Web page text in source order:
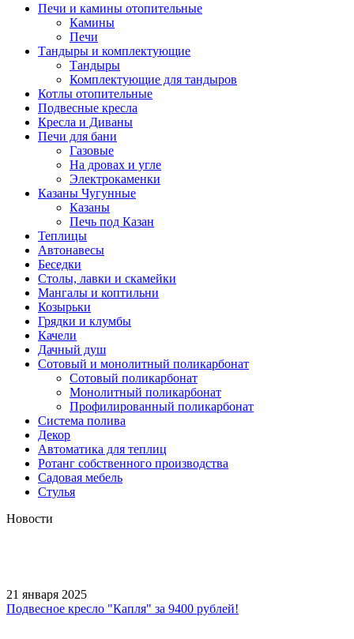
Печи и камины отопительные
Камины
Печи
Тандыры и комплектующие
Тандыры
Комплектующие для тандыров
Котлы отопительные
Подвесные кресла
Кресла и Диваны
Печи для бани
Газовые
На дровах и угле
Электрокаменки
Казаны Чугунные
Казаны
Печь под Казан
Теплицы
Автонавесы
Беседки
Столы, лавки и скамейки
Мангалы и коптильни
Козырьки
Грядки и клумбы
Качели
Дачный душ
Сотовый и монолитный поликарбонат
Сотовый поликарбонат
Монолитный поликарбонат
Профилированный поликарбонат
Система полива
Декор
Автоматика для теплиц
Ротанг собственного производства
Садовая мебель
Стулья
Новости
21 января 2025
Подвесное кресло "Капля" за 9400 рублей!